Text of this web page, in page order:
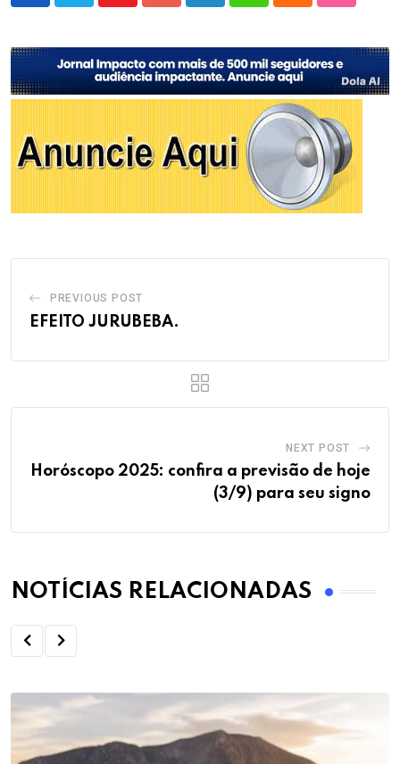
PREVIOUS POST
EFEITO JURUBEBA.
NEXT POST
Horóscopo 2025: confira a previsão de hoje
(3/9) para seu signo
NOTÍCIAS RELACIONADAS